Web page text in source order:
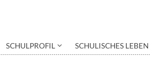
SCHULPROFIL SCHULISCHES LEBEN